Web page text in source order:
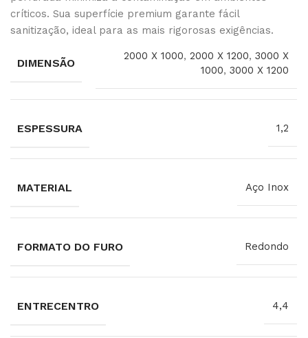
críticos. Sua superfície premium garante fácil
sanitização, ideal para as mais rigorosas exigências.
DIMENSÃO
2000 X 1000,2000 X 1200,3000 X
1000,3000 X 1200
ESPESSURA 1,2
MATERIAL Aço Inox
FORMATO DO FURO Redondo
ENTRECENTRO 4,4